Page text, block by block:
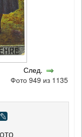
След.
Фото 949 из 1135